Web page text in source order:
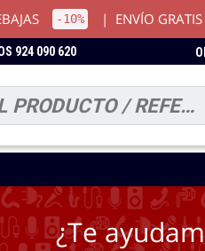
-10% | ENVÍO
924 090 620
¿Te